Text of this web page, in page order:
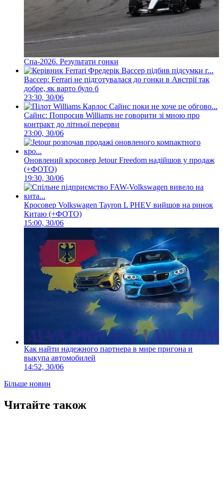
Спа-2026. Результати гонки
Вассер: Ferrari не підготувалася до гонки в Австрії так
добре, як варто було б
23:30, 30/06
Сайнс: Попросив Williams не говорити зі мною про
контракт до літньої перерви
23:00, 30/06
Оновлений кросовер Jetour Freedom надійшов у продаж
(+ФОТО)
19:30, 30/06
Кросовер Volkswagen Tayron L PHEV вийшов на ринок
Китаю (+ФОТО)
15:00, 30/06
Как найти надежного партнера в мире пригона и
выкупа автомобилей
14:52, 30/06
Більше новин
Читайте також